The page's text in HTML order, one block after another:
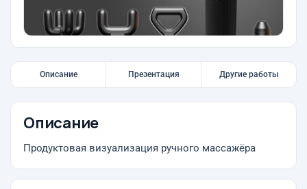
Описание Презентация Другие работы
Описание
Продуктовая визуализация ручного массажёра